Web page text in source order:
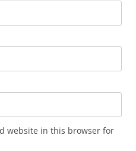
website in this browser for